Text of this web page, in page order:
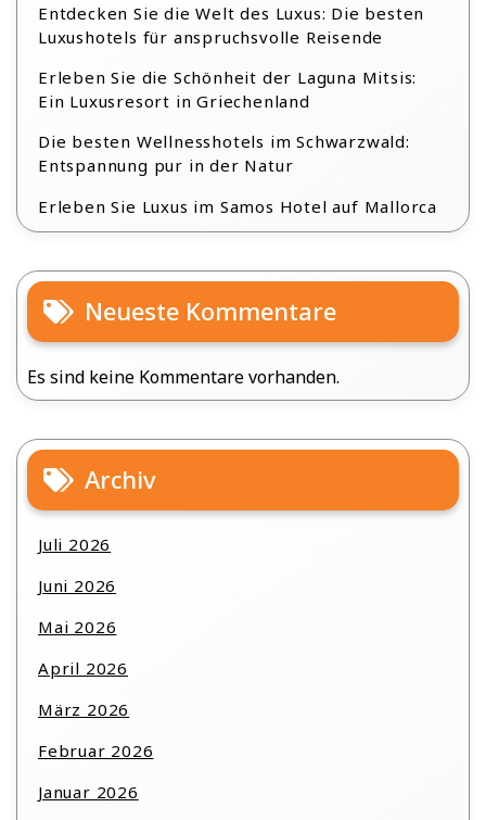
Entdecken Sie die Welt des Luxus: Die besten
Luxushotels für anspruchsvolle Reisende
Erleben Sie die Schönheit der Laguna Mitsis:
Ein Luxusresort in Griechenland
Die besten Wellnesshotels im Schwarzwald:
Entspannung pur in der Natur
Erleben Sie Luxus im Samos Hotel auf Mallorca
Neueste Kommentare
Es sind keine Kommentare vorhanden.
Archiv
Juli 2026
Juni 2026
Mai 2026
April 2026
März 2026
Februar 2026
Januar 2026